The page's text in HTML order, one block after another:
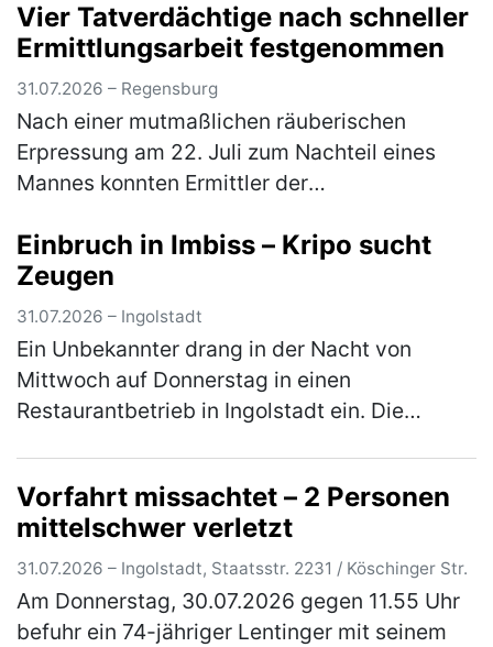
einem Pkw. Aufgrund des ferienbedingten, …
(mehr)
Vier Tatverdächtige nach schneller
Ermittlungsarbeit festgenommen
31.07.2026 – Regensburg
Nach einer mutmaßlichen räuberischen
Erpressung am 22. Juli zum Nachteil eines
Mannes konnten Ermittler der
innerhalb weniger Tage vier Tatverdächtige
identifizier…
Einbruch in Imbiss – Kripo sucht
Zeugen
31.07.2026 – Ingolstadt
Ein Unbekannter drang in der Nacht von
Mittwoch auf Donnerstag in einen
Restaurantbetrieb in Ingolstadt ein. Die
(mehr)
Vorfahrt missachtet – 2 Personen
mittelschwer verletzt
31.07.2026 – Ingolstadt, Staatsstr. 2231 / Köschinger Str.
Am Donnerstag, 30.07.2026 gegen 11.55 Uhr
befuhr ein 74-jähriger Lentinger mit seinem